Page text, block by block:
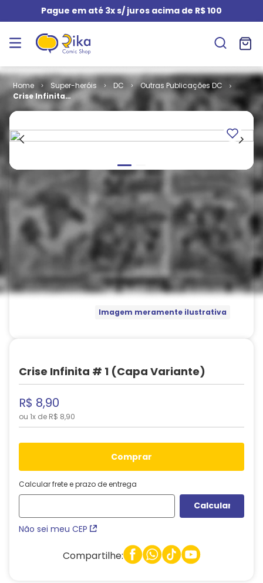
Pague em até 3x s/ juros acima de R$ 100
Super-heróis DC
Outras Publicações DC
Crise Infinita
# 1 (Capa
Imagem meramente ilustrativa
Crise Infinita # 1 (Capa Variante)
R$ 8,90
ou 1x de R$ 8,90
comprar
Calcular frete e prazo de entrega
Não sei meu CEP
Compartilhe: